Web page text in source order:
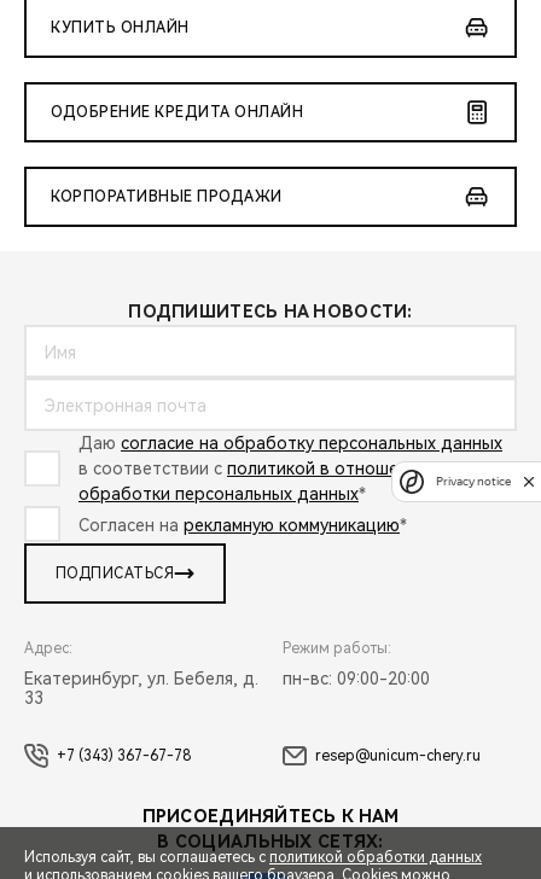
КУПИТЬ ОНЛАЙН
ОДОБРЕНИЕ КРЕДИТА ОНЛАЙН
КОРПОРАТИВНЫЕ ПРОДАЖИ
ПОДПИШИТЕСЬ НА НОВОСТИ:
Даю согласие на обработку персональных данных
в соответствии с политикой в отношении
обработки персональных данных*
Согласен на рекламную коммуникацию*
ПОДПИСАТЬСЯ
Адрес:
Екатеринбург, ул. Бебеля, д.
33
Режим работы:
пн-вс: 09:00-20:00
+7 (343) 367-67-78 resep@unicum-chery.ru
ПРИСОЕДИНЯЙТЕСЬ К НАМ
В СОЦИАЛЬНЫХ СЕТЯХ:
Используя сайт, вы соглашаетесь с политикой обработки данных
и использованием cookies вашего браузера. Cookies можно
Privacy notice